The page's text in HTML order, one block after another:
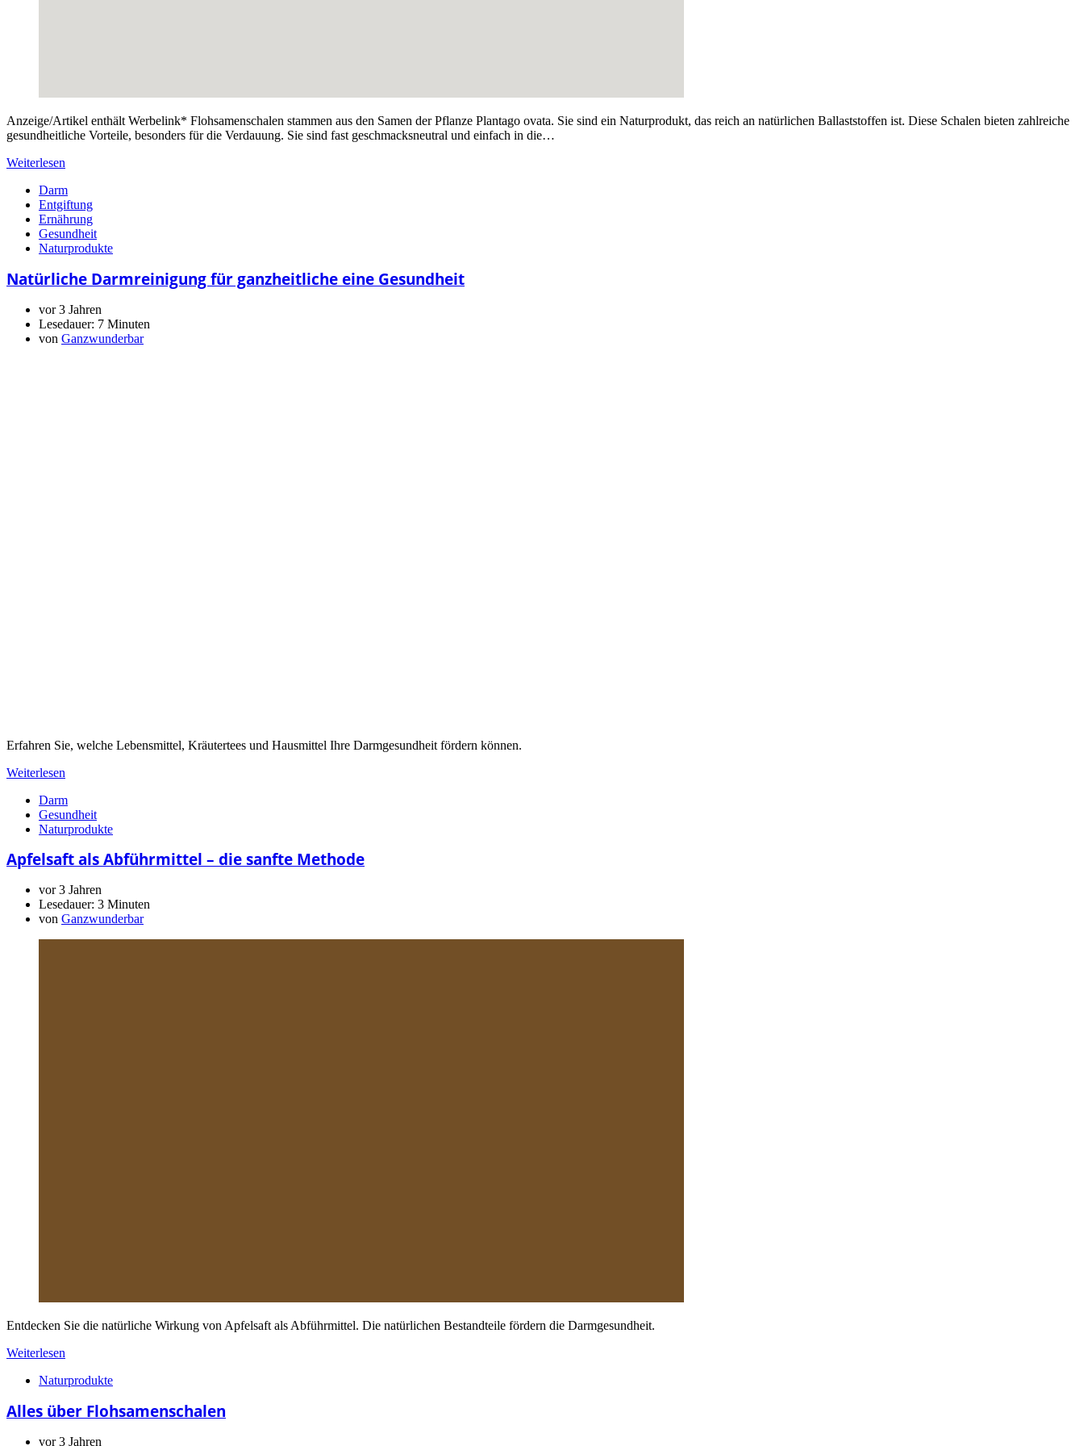
Anzeige/Artikel enthält Werbelink* Flohsamenschalen stammen aus den Samen der Pflanze Plantago ovata. Sie sind ein Naturprodukt, das reich an natürlichen Ballaststoffen ist. Diese Schalen bieten zahlreiche
gesundheitliche Vorteile, besonders für die Verdauung. Sie sind fast geschmacksneutral und einfach in die…
Weiterlesen
Darm
Entgiftung
Ernährung
Gesundheit
Naturprodukte
Natürliche Darmreinigung für ganzheitliche eine Gesundheit
vor 3 Jahren
Lesedauer: 7 Minuten
von Ganzwunderbar
Erfahren Sie, welche Lebensmittel, Kräutertees und Hausmittel Ihre Darmgesundheit fördern können.
Weiterlesen
Darm
Gesundheit
Naturprodukte
Apfelsaft als Abführmittel – die sanfte Methode
vor 3 Jahren
Lesedauer: 3 Minuten
von Ganzwunderbar
Entdecken Sie die natürliche Wirkung von Apfelsaft als Abführmittel. Die natürlichen Bestandteile fördern die Darmgesundheit.
Weiterlesen
Naturprodukte
Alles über Flohsamenschalen
vor 3 Jahren